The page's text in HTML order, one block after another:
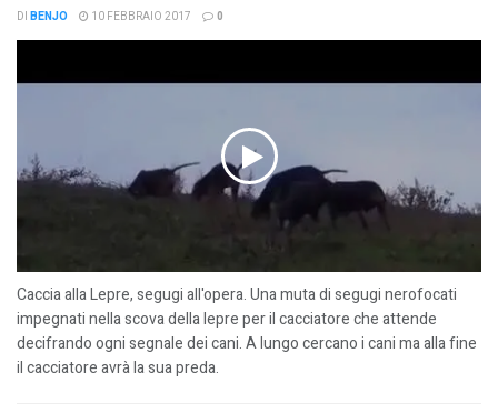
DI BENJO 10 FEBBRAIO 2017 0
Caccia alla Lepre, segugi all'opera. Una muta di segugi nerofocati
impegnati nella scova della lepre per il cacciatore che attende
decifrando ogni segnale dei cani. A lungo cercano i cani ma alla fine
il cacciatore avrà la sua preda.